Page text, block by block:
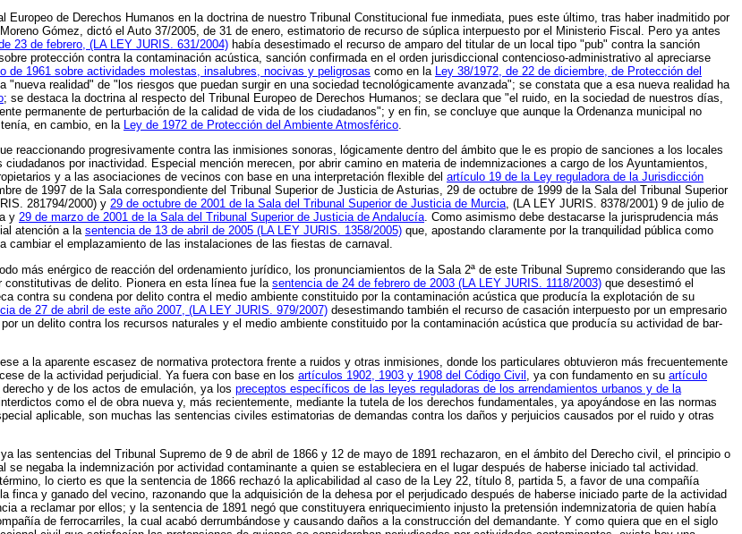
Europeo de Derechos Humanos en la doctrina de nuestro Tribunal Constitucional fue inmediata, pues este último, tras haber inadmitido por
Gómez, dictó el Auto 37/2005, de 31 de enero, estimatorio de recurso de súplica interpuesto por el Ministerio Fiscal. Pero ya antes
23 de febrero, (LA LEY JURIS. 631/2004) había desestimado el recurso de amparo del titular de un local tipo "pub" contra la sanción
protección contra la contaminación acústica, sanción confirmada en el orden jurisdiccional contencioso-administrativo al apreciarse
de 1961 sobre actividades molestas, insalubres, nocivas y peligrosas como en la Ley 38/1972, de 22 de diciembre, de Protección del
"nueva realidad" de "los riesgos que puedan surgir en una sociedad tecnológicamente avanzada"; se constata que a esa nueva realidad ha
; se destaca la doctrina al respecto del Tribunal Europeo de Derechos Humanos; se declara que "el ruido, en la sociedad de nuestros días,
permanente de perturbación de la calidad de vida de los ciudadanos"; y en fin, se concluye que aunque la Ordenanza municipal no
en cambio, en la Ley de 1972 de Protección del Ambiente Atmosférico.
reaccionando progresivamente contra las inmisiones sonoras, lógicamente dentro del ámbito que le es propio de sanciones a los locales
por inactividad. Especial mención merecen, por abrir camino en materia de indemnizaciones a cargo de los Ayuntamientos,
y a las asociaciones de vecinos con base en una interpretación flexible del artículo 19 de la Ley reguladora de la Jurisdicción
de 1997 de la Sala correspondiente del Tribunal Superior de Justicia de Asturias, 29 de octubre de 1999 de la Sala del Tribunal Superior
281794/2000) y 29 de octubre de 2001 de la Sala del Tribunal Superior de Justicia de Murcia, (LA LEY JURIS. 8378/2001) 9 de julio de
y 29 de marzo de 2001 de la Sala del Tribunal Superior de Justicia de Andalucía. Como asimismo debe destacarse la jurisprudencia más
atención a la sentencia de 13 de abril de 2005 (LA LEY JURIS. 1358/2005) que, apostando claramente por la tranquilidad pública como
cambiar el emplazamiento de las instalaciones de las fiestas de carnaval.
más enérgico de reacción del ordenamiento jurídico, los pronunciamientos de la Sala 2ª de este Tribunal Supremo considerando que las
de delito. Pionera en esta línea fue la sentencia de 24 de febrero de 2003 (LA LEY JURIS. 1118/2003) que desestimó el
contra su condena por delito contra el medio ambiente constituido por la contaminación acústica que producía la explotación de su
de 27 de abril de este año 2007, (LA LEY JURIS. 979/2007) desestimando también el recurso de casación interpuesto por un empresario
un delito contra los recursos naturales y el medio ambiente constituido por la contaminación acústica que producía su actividad de bar-
a la aparente escasez de normativa protectora frente a ruidos y otras inmisiones, donde los particulares obtuvieron más frecuentemente
de la actividad perjudicial. Ya fuera con base en los artículos 1902, 1903 y 1908 del Código Civil , ya con fundamento en su artículo
y de los actos de emulación, ya los preceptos específicos de las leyes reguladoras de los arrendamientos urbanos y de la
como el de obra nueva y, más recientemente, mediante la tutela de los derechos fundamentales, ya apoyándose en las normas
aplicable, son muchas las sentencias civiles estimatorias de demandas contra los daños y perjuicios causados por el ruido y otras
las sentencias del Tribunal Supremo de 9 de abril de 1866 y 12 de mayo de 1891 rechazaron, en el ámbito del Derecho civil, el principio o
negaba la indemnización por actividad contaminante a quien se estableciera en el lugar después de haberse iniciado tal actividad.
lo cierto es que la sentencia de 1866 rechazó la aplicabilidad al caso de la Ley 22, título 8, partida 5, a favor de una compañía
finca y ganado del vecino, razonando que la adquisición de la dehesa por el perjudicado después de haberse iniciado parte de la actividad
a reclamar por ellos; y la sentencia de 1891 negó que constituyera enriquecimiento injusto la pretensión indemnizatoria de quien había
de ferrocarriles, la cual acabó derrumbándose y causando daños a la construcción del demandante. Y como quiera que en el siglo